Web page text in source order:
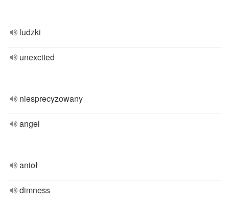
ludzki
unexcited
niesprecyzowany
angel
anioł
dimness